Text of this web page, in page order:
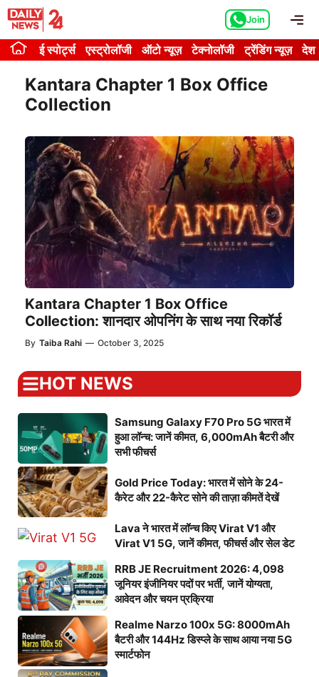
Skip
content
Join
ई स्पोर्ट्स एस्ट्रोलॉजी ऑटो न्यूज़ टेक्नोलॉजी ट्रेंडिंग न्यूज़ देश
Kantara Chapter 1 Box Office
Collection
Kantara Chapter 1 Box Office
Collection: शानदार ओपनिंग के साथ नया रिकॉर्ड
By Taiba Rahi — October 3, 2025
HOT NEWS
Samsung Galaxy F70 Pro 5G भारत में
हुआ लॉन्च: जानें कीमत, 6,000mAh बैटरी और
सभी फीचर्स
Gold Price Today: भारत में सोने के 24-
कैरेट और 22-कैरेट सोने की ताज़ा कीमतें देखें
Lava ने भारत में लॉन्च किए Virat V1 और
Virat V1 5G, जानें कीमत, फीचर्स और सेल डेट
RRB JE Recruitment 2026: 4,098
जूनियर इंजीनियर पदों पर भर्ती, जानें योग्यता,
आवेदन और चयन प्रक्रिया
Realme Narzo 100x 5G: 8000mAh
बैटरी और 144Hz डिस्प्ले के साथ आया नया 5G
स्मार्टफोन